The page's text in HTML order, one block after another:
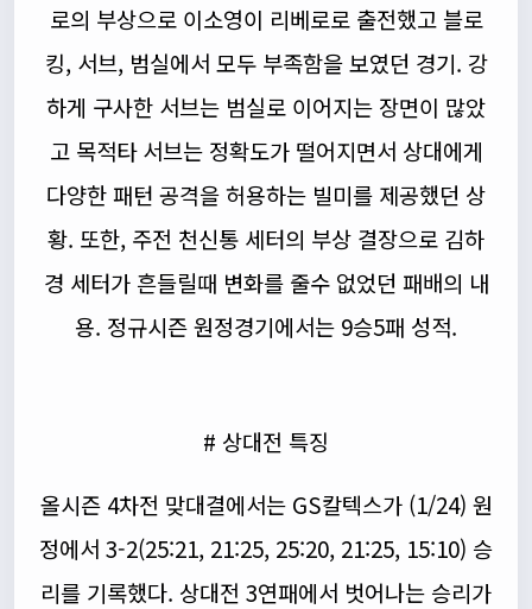
로의 부상으로 이소영이 리베로로 출전했고 블로
킹, 서브, 범실에서 모두 부족함을 보였던 경기. 강
하게 구사한 서브는 범실로 이어지는 장면이 많았
고 목적타 서브는 정확도가 떨어지면서 상대에게
다양한 패턴 공격을 허용하는 빌미를 제공했던 상
황. 또한, 주전 천신통 세터의 부상 결장으로 김하
경 세터가 흔들릴때 변화를 줄수 없었던 패배의 내
용. 정규시즌 원정경기에서는 9승5패 성적.
# 상대전 특징
올시즌 4차전 맞대결에서는 GS칼텍스가 (1/24) 원
정에서 3-2(25:21, 21:25, 25:20, 21:25, 15:10) 승
리를 기록했다. 상대전 3연패에서 벗어나는 승리가